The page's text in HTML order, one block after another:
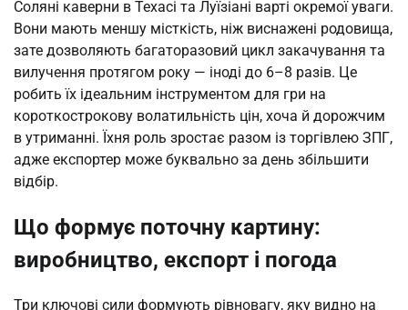
Соляні каверни в Техасі та Луїзіані варті окремої уваги.
Вони мають меншу місткість, ніж виснажені родовища,
зате дозволяють багаторазовий цикл закачування та
вилучення протягом року — іноді до 6–8 разів. Це
робить їх ідеальним інструментом для гри на
короткострокову волатильність цін, хоча й дорожчим
в утриманні. Їхня роль зростає разом із торгівлею ЗПГ,
адже експортер може буквально за день збільшити
відбір.
Що формує поточну картину:
виробництво, експорт і погода
Три ключові сили формують рівновагу, яку видно на